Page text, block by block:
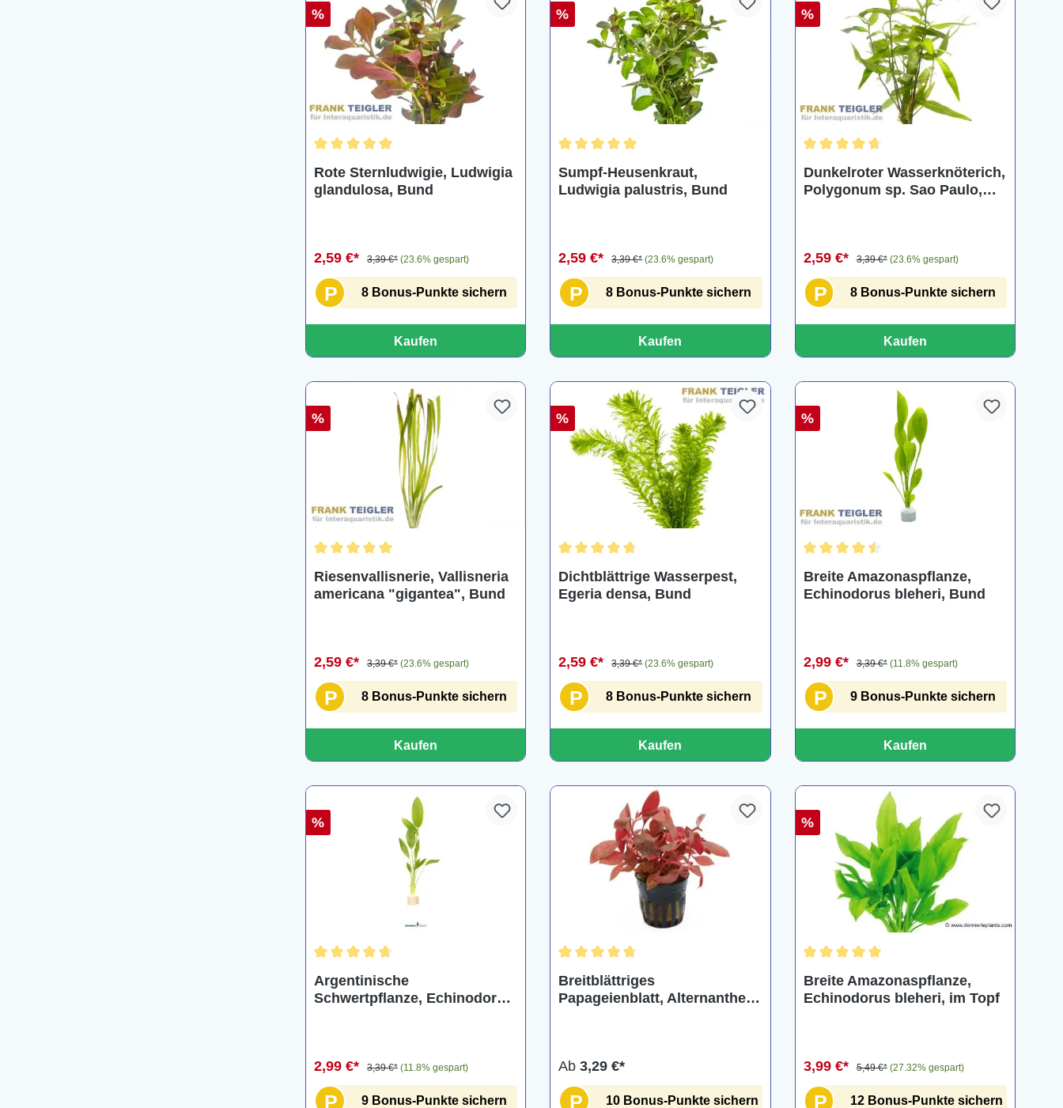
%
Rote Sternludwigie, Ludwigia
glandulosa, Bund
2,59 €* 3,39 €* (23.6% gespart)
P 8 Bonus-Punkte sichern
Kaufen
%
Sumpf-Heusenkraut,
Ludwigia palustris, Bund
2,59 €* 3,39 €* (23.6% gespart)
P 8 Bonus-Punkte sichern
Kaufen
%
Dunkelroter Wasserknöterich,
Polygonum sp. Sao Paulo,
2,59 €* 3,39 €* (23.6% gespart)
P 8 Bonus-Punkte sichern
Kaufen
%
Riesenvallisnerie, Vallisneria
americana "gigantea", Bund
2,59 €* 3,39 €* (23.6% gespart)
P 8 Bonus-Punkte sichern
Kaufen
%
Dichtblättrige Wasserpest,
Egeria densa, Bund
2,59 €* 3,39 €* (23.6% gespart)
P 8 Bonus-Punkte sichern
Kaufen
%
Breite Amazonaspflanze,
Echinodorus bleheri, Bund
2,99 €* 3,39 €* (11.8% gespart)
P 9 Bonus-Punkte sichern
Kaufen
%
Argentinische
Schwertpflanze, Echinodorus
2,99 €* 3,39 €* (11.8% gespart)
P 9 Bonus-Punkte sichern
Breitblättriges
Papageienblatt, Alternanthera
Ab3,29 €*
P 10 Bonus-Punkte sichern
%
Breite Amazonaspflanze,
Echinodorus bleheri, im Topf
3,99 €* 5,49 €* (27.32% gespart)
P 12 Bonus-Punkte sichern